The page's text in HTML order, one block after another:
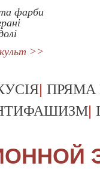
фарби
>>
| ПРЯМА
|